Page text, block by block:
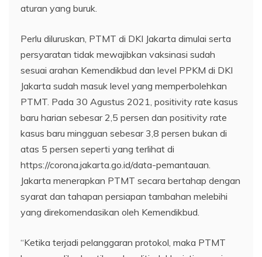
aturan yang buruk.
Perlu diluruskan, PTMT di DKI Jakarta dimulai serta
persyaratan tidak mewajibkan vaksinasi sudah
sesuai arahan Kemendikbud dan level PPKM di DKI
Jakarta sudah masuk level yang memperbolehkan
PTMT. Pada 30 Agustus 2021, positivity rate kasus
baru harian sebesar 2,5 persen dan positivity rate
kasus baru mingguan sebesar 3,8 persen bukan di
atas 5 persen seperti yang terlihat di
https://corona.jakarta.go.id/data-pemantauan.
Jakarta menerapkan PTMT secara bertahap dengan
syarat dan tahapan persiapan tambahan melebihi
yang direkomendasikan oleh Kemendikbud.
“Ketika terjadi pelanggaran protokol, maka PTMT